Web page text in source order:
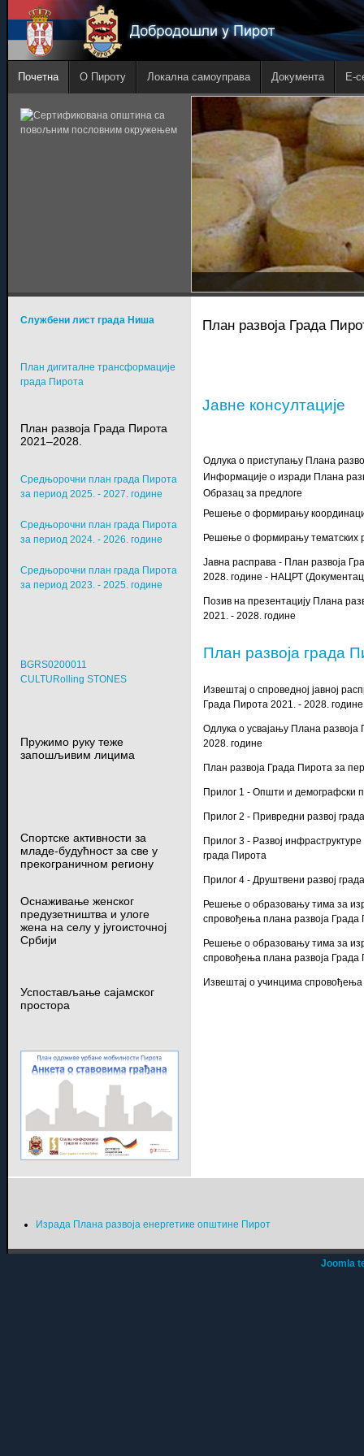
Почетна О Пироту Локална самоуправа Документа E-
План развоја Града
Jавне консултације
Одлука о приступању Плана
Информације о изради Плана
Образац за предлоге
Решење о формирању
Решење о формирању тематских
Јавна расправа - План развоја
2028. године - НАЦРТ
Позив на презентацију Плана
2021. - 2028. године
План развоја града
Извештај о спроведној јавној
Града Пирота 2021. - 2028. године
Одлука о усвајању Плана
2028. године
План развоја Града Пирота за
Прилог 1 - Општи и демографски
Прилог 2 - Привредни развој
Прилог 3 - Развој
града Пирота
Прилог 4 - Друштвени развој
Решење о образовању тима за
спровођења плана развоја Града
Решење о образовању тима за
спровођења плана развоја Града
Извештај о учинцима
Службени лист града Ниша
План дигиталне трансформације
града Пирота
План развоја Града Пирота
2021–2028.
Средњорочни план града Пирота
за период 2025. - 2027. године
Средњорочни план града Пирота
за период 2024. - 2026. године
Средњорочни план града Пирота
за период 2023. - 2025. године
BGRS0200011
CULTURolling STONES
Пружимо руку теже
запошљивим лицима
Спортске активности за
младе-будућност за све у
прекограничном региону
Оснаживање женског
предузетништва и улоге
жена на селу у југоисточној
Србији
Успостављање сајамског
простора
Израда Плана развоја енергетике општине Пирот
Joomla